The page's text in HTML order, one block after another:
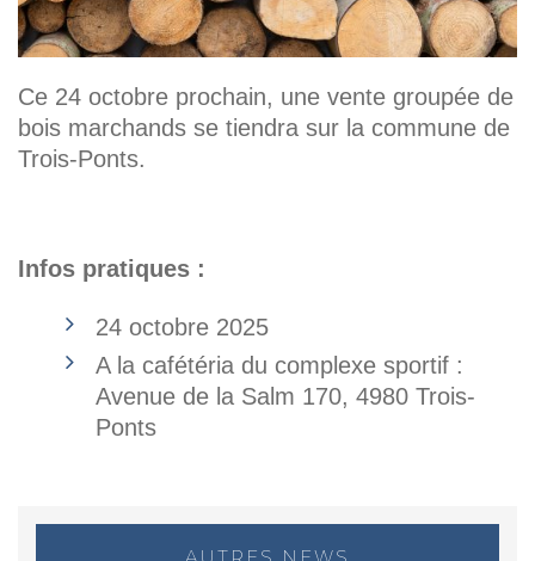
Ce 24 octobre prochain, une vente groupée de
bois marchands se tiendra sur la commune de
Trois-Ponts.
Infos pratiques :
24 octobre 2025
A la cafétéria du complexe sportif :
Avenue de la Salm 170, 4980 Trois-
Ponts